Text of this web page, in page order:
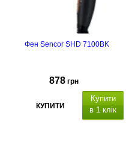
Фен Sencor SHD 7100BK
878 грн
КУПИТИ
Купити
в 1 клік